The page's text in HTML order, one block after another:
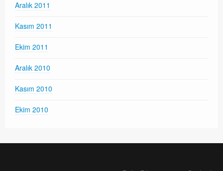
Aralık 2011
Kasım 2011
Ekim 2011
Aralık 2010
Kasım 2010
Ekim 2010